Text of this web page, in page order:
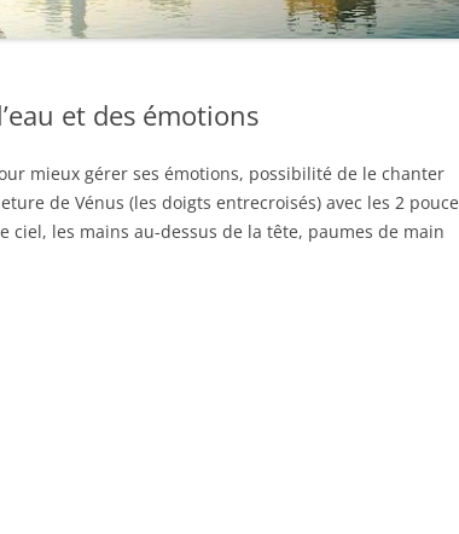
et des émotions
mieux gérer ses émotions, possibilité de le chanter
de Vénus (les doigts entrecroisés) avec les 2
ciel, les mains au-dessus de la tête, paumes de main